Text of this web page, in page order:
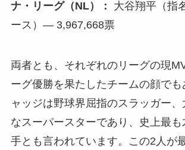
ナ・リーグ（NL）：
大谷翔平（指
ース）— 3,967,668票
両者とも、それぞれのリーグの現
ーグ優勝を果たしたチームの顔で
ャッジは野球界屈指のスラッガー
なスーパースターであり、史上最も
手とも言われています。この2人が